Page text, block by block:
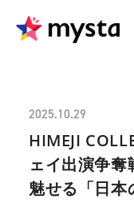
2025.10.29
HIMEJI
ェイ出演争奪
魅せる「日